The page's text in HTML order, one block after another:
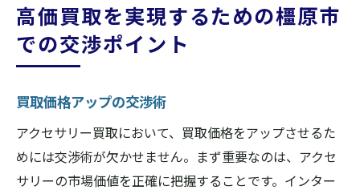
高価買取を実現するための橿原市
での交渉ポイント
買取価格アップの交渉術
アクセサリー買取において、買取価格をアップさせるた
めには交渉術が欠かせません。まず重要なのは、アクセ
サリーの市場価値を正確に把握することです。インター